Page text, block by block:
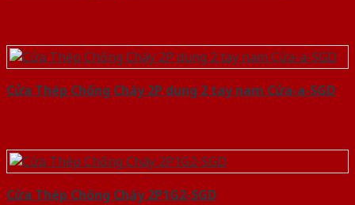
Cửa Thép Chống Cháy 2P dung 2 tay nam Cửa-a-SGD
Cửa Thép Chống Cháy 2P1G2-SGD